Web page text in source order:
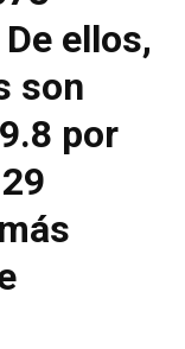
ellos,
son
por